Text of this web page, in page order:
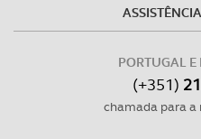
PORTUGAL E
(+351)
chamada para a